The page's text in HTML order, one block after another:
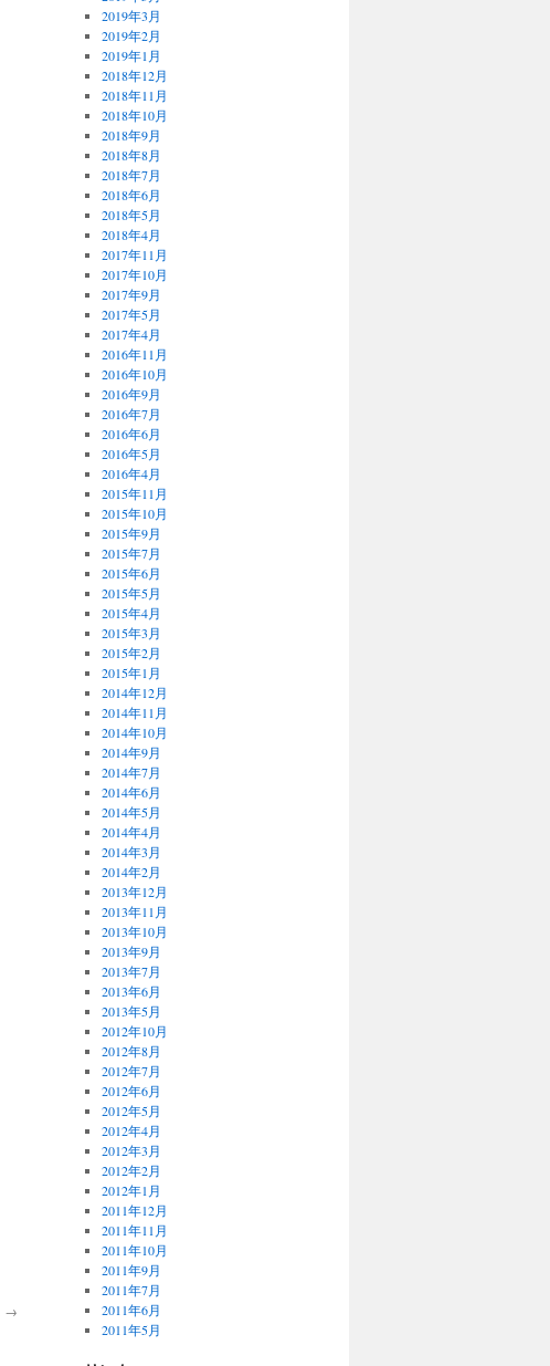
→
2019年3月
2019年2月
2019年1月
2018年12月
2018年11月
2018年10月
2018年9月
2018年8月
2018年7月
2018年6月
2018年5月
2018年4月
2017年11月
2017年10月
2017年9月
2017年5月
2017年4月
2016年11月
2016年10月
2016年9月
2016年7月
2016年6月
2016年5月
2016年4月
2015年11月
2015年10月
2015年9月
2015年7月
2015年6月
2015年5月
2015年4月
2015年3月
2015年2月
2015年1月
2014年12月
2014年11月
2014年10月
2014年9月
2014年7月
2014年6月
2014年5月
2014年4月
2014年3月
2014年2月
2013年12月
2013年11月
2013年10月
2013年9月
2013年7月
2013年6月
2013年5月
2012年10月
2012年8月
2012年7月
2012年6月
2012年5月
2012年4月
2012年3月
2012年2月
2012年1月
2011年12月
2011年11月
2011年10月
2011年9月
2011年7月
2011年6月
2011年5月